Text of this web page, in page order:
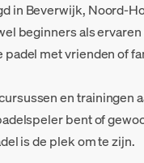
in Beverwijk, Noord-
beginners als
met vrienden of
en trainingen
bent of
is de plek om te zijn.